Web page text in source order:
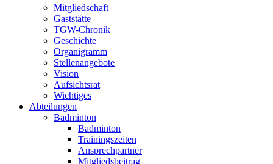
Mitgliedschaft
Gaststätte
TGW-Chronik
Geschichte
Organigramm
Stellenangebote
Vision
Aufsichtsrat
Wichtiges
Abteilungen
Badminton
Badminton
Trainingszeiten
Ansprechpartner
Mitgliedsbeitrag